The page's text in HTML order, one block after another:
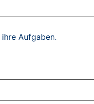
Aufgaben.